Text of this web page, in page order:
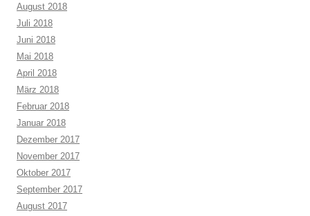
August 2018
Juli 2018
Juni 2018
Mai 2018
April 2018
März 2018
Februar 2018
Januar 2018
Dezember 2017
November 2017
Oktober 2017
September 2017
August 2017